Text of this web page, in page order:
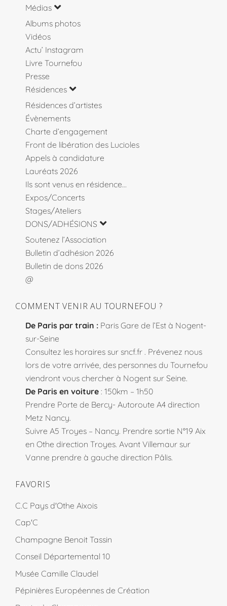
Médias
Albums photos
Vidéos
Actu’ Instagram
Livre Tournefou
Presse
Résidences
Résidences d’artistes
Évènements
Charte d’engagement
Front de libération des Lucioles
Appels à candidature
Lauréats 2026
Ils sont venus en résidence…
Expos/Concerts
Stages/Ateliers
DONS/ADHÉSIONS
Soutenez l’Association
Bulletin d’adhésion 2026
Bulletin de dons 2026
@
COMMENT VENIR AU TOURNEFOU ?
De Paris par train : Paris Gare de l’Est à Nogent-
sur-Seine
Consultez les horaires sur sncf.fr . Prévenez nous
lors de votre arrivée, des personnes du Tournefou
viendront vous chercher à Nogent sur Seine.
De Paris en voiture : 150km – 1h50
Prendre Porte de Bercy- Autoroute A4 direction
Metz Nancy.
Suivre A5 Troyes – Nancy. Prendre sortie N°19 Aix
en Othe direction Troyes. Avant Villemaur sur
Vanne prendre à gauche direction Pâlis.
FAVORIS
C.C Pays d'Othe Aixois
Cap'C
Champagne Benoit Tassin
Conseil Départemental 10
Musée Camille Claudel
Pépinières Européennes de Création